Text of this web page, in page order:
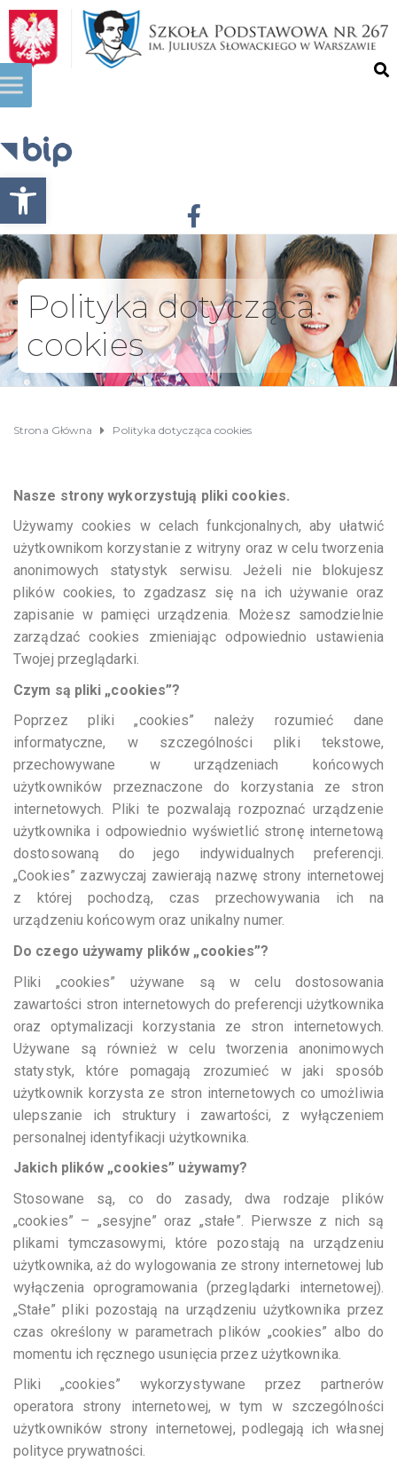
Otwórz pasek narzędzi
Polityka dotycząca
cookies
Strona Główna Polityka dotycząca cookies
Nasze strony wykorzystują pliki cookies.
Używamy cookies w celach funkcjonalnych, aby ułatwić
użytkownikom korzystanie z witryny oraz w celu tworzenia
anonimowych statystyk serwisu. Jeżeli nie blokujesz
plików cookies, to zgadzasz się na ich używanie oraz
zapisanie w pamięci urządzenia. Możesz samodzielnie
zarządzać cookies zmieniając odpowiednio ustawienia
Twojej przeglądarki.
Czym są pliki „cookies”?
Poprzez pliki „cookies” należy rozumieć dane
informatyczne, w szczególności pliki tekstowe,
przechowywane w urządzeniach końcowych
użytkowników przeznaczone do korzystania ze stron
internetowych. Pliki te pozwalają rozpoznać urządzenie
użytkownika i odpowiednio wyświetlić stronę internetową
dostosowaną do jego indywidualnych preferencji.
„Cookies” zazwyczaj zawierają nazwę strony internetowej
z której pochodzą, czas przechowywania ich na
urządzeniu końcowym oraz unikalny numer.
Do czego używamy plików „cookies”?
Pliki „cookies” używane są w celu dostosowania
zawartości stron internetowych do preferencji użytkownika
oraz optymalizacji korzystania ze stron internetowych.
Używane są również w celu tworzenia anonimowych
statystyk, które pomagają zrozumieć w jaki sposób
użytkownik korzysta ze stron internetowych co umożliwia
ulepszanie ich struktury i zawartości, z wyłączeniem
personalnej identyfikacji użytkownika.
Jakich plików „cookies” używamy?
Stosowane są, co do zasady, dwa rodzaje plików
„cookies” – „sesyjne” oraz „stałe”. Pierwsze z nich są
plikami tymczasowymi, które pozostają na urządzeniu
użytkownika, aż do wylogowania ze strony internetowej lub
wyłączenia oprogramowania (przeglądarki internetowej).
„Stałe” pliki pozostają na urządzeniu użytkownika przez
czas określony w parametrach plików „cookies” albo do
momentu ich ręcznego usunięcia przez użytkownika.
Pliki „cookies” wykorzystywane przez partnerów
operatora strony internetowej, w tym w szczególności
użytkowników strony internetowej, podlegają ich własnej
polityce prywatności.